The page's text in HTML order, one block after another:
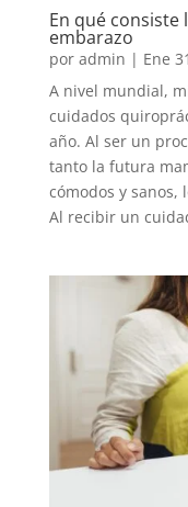
En qué consiste
embarazo
por admin | Ene
A nivel mundial,
cuidados
año. Al ser un
tanto la futura
cómodos y
Al recibir un